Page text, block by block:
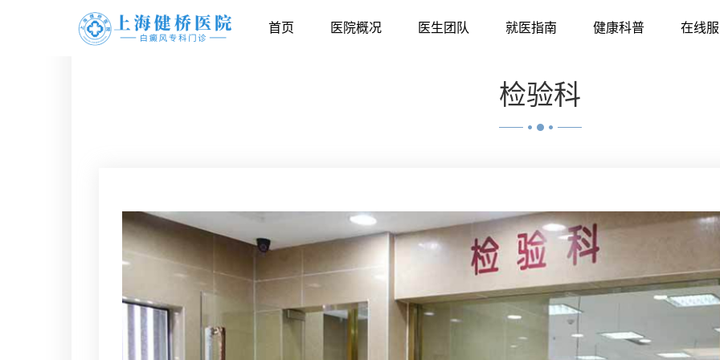
首页 医院概况 医生团队 就医指南 健康科普 在线
检验科